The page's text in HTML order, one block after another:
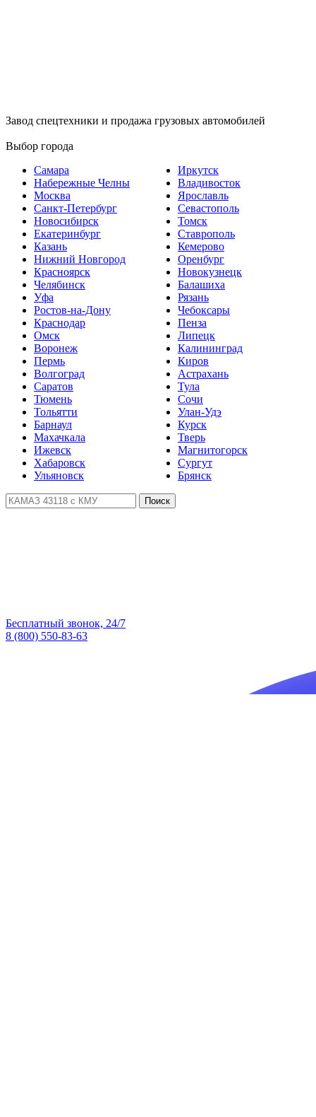
Завод спецтехники и продажа грузовых автомобилей
Выбор города
Самара
Набережные Челны
Москва
Санкт-Петербург
Новосибирск
Екатеринбург
Казань
Нижний Новгород
Красноярск
Челябинск
Уфа
Ростов-на-Дону
Краснодар
Омск
Воронеж
Пермь
Волгоград
Саратов
Тюмень
Тольятти
Барнаул
Махачкала
Ижевск
Хабаровск
Ульяновск
Иркутск
Владивосток
Ярославль
Севастополь
Томск
Ставрополь
Кемерово
Оренбург
Новокузнецк
Балашиха
Рязань
Чебоксары
Пенза
Липецк
Калининград
Киров
Астрахань
Тула
Сочи
Улан-Удэ
Курск
Тверь
Магнитогорск
Сургут
Брянск
Поиск
Бесплатный звонок, 24/7
8 (800) 550-83-63